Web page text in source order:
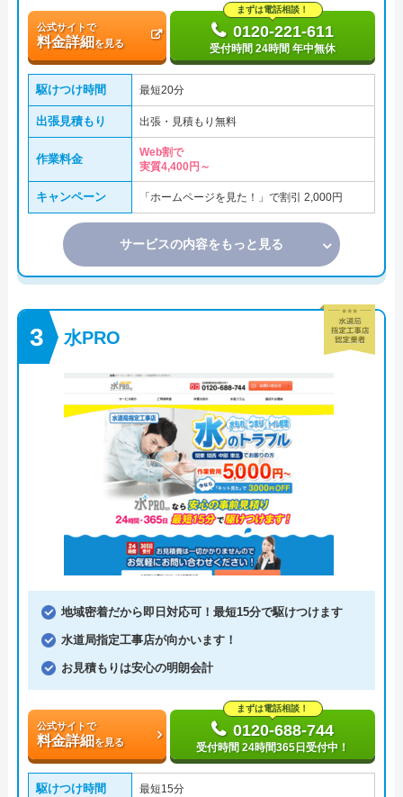
公式サイトで
料金詳細を見る
まずは電話相談！
0120-221-611
受付時間 24時間 年中無休
駆けつけ時間 最短20分
出張見積もり 出張・見積もり無料
作業料金
Web割で
実質4,400円～
キャンペーン 「ホームページを見た！」で割引 2,000円
サービスの内容をもっと見る
水PRO
地域密着だから即日対応可！最短15分で駆けつけます
水道局指定工事店が向かいます！
お見積もりは安心の明朗会計
公式サイトで
料金詳細を見る
まずは電話相談！
0120-688-744
受付時間 24時間365日受付中！
駆けつけ時間 最短15分